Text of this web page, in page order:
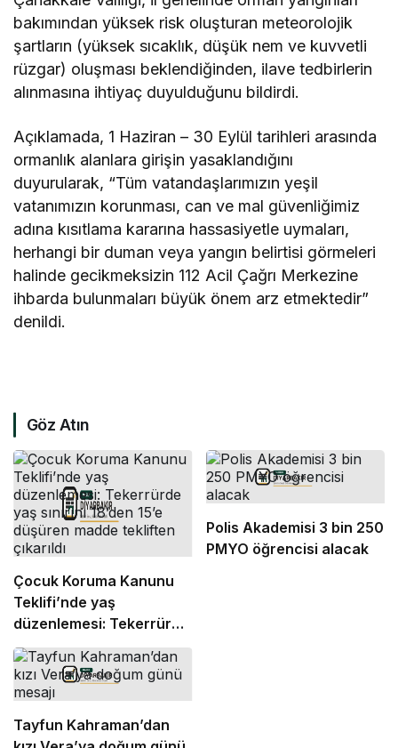
bakımından yüksek risk oluşturan meteorolojik
şartların (yüksek sıcaklık, düşük nem ve kuvvetli
rüzgar) oluşması beklendiğinden, ilave tedbirlerin
alınmasına ihtiyaç duyulduğunu bildirdi.
Açıklamada, 1 Haziran – 30 Eylül tarihleri arasında
ormanlık alanlara girişin yasaklandığını
duyurularak, “Tüm vatandaşlarımızın yeşil
vatanımızın korunması, can ve mal güvenliğimiz
adına kısıtlama kararına hassasiyetle uymaları,
herhangi bir duman veya yangın belirtisi görmeleri
halinde gecikmeksizin 112 Acil Çağrı Merkezine
ihbarda bulunmaları büyük önem arz etmektedir”
denildi.
Göz Atın
Çocuk Koruma Kanunu
Teklifi’nde yaş
düzenlemesi: Tekerrürde
yaş sınırını 18’den 15’e
düşüren madde tekliften
çıkarıldı
Polis Akademisi 3 bin 250
PMYO öğrencisi alacak
Tayfun Kahraman’dan